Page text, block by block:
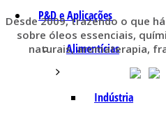
P&D e Aplicações
Alimentícias
Indústria
Desde 2009, trazendo o que
sobre óleos essenciais,
naturais, aromaterapia,